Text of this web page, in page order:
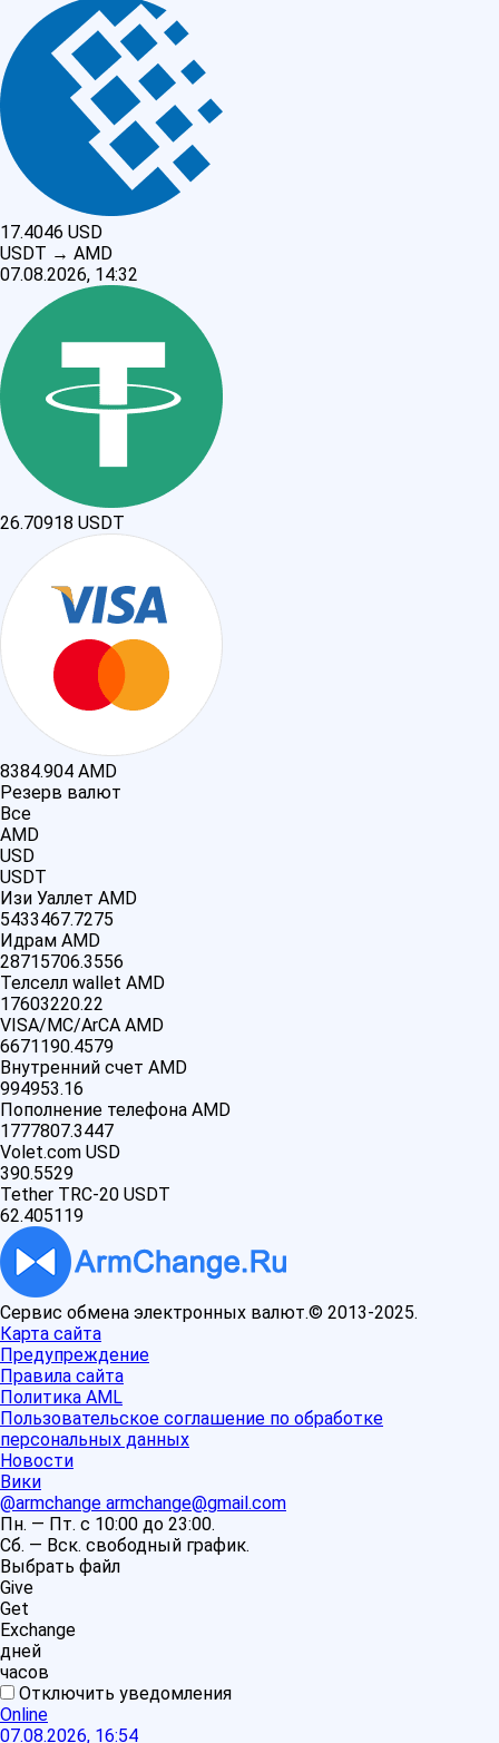
17.4046 USD
USDT → AMD
07.08.2026, 14:32
26.70918 USDT
8384.904 AMD
Резерв валют
Все
AMD
USD
USDT
Изи Уаллет AMD
5433467.7275
Идрам AMD
28715706.3556
Телселл wallet AMD
17603220.22
VISA/MC/ArCA AMD
6671190.4579
Внутренний счет AMD
994953.16
Пополнение телефона AMD
1777807.3447
Volet.com USD
390.5529
Tether TRC-20 USDT
62.405119
Сервис обмена электронных валют.© 2013-2025.
Карта сайта
Предупреждение
Правила сайта
Политика AML
Пользовательское соглашение по обработке
персональных данных
Новости
Вики
@armchange armchange@gmail.com
Пн. — Пт. с 10:00 до 23:00.
Сб. — Вск. свободный график.
Выбрать файл
Give
Get
Exchange
дней
часов
Отключить уведомления
Online
07.08.2026, 16:54